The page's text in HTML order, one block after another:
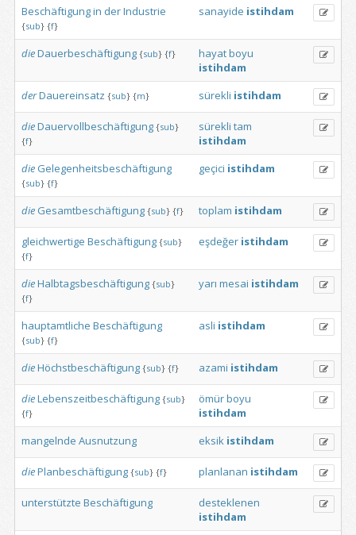
Beschäftigungin derIndustrie
{sub} {f}
sanayide istihdam
dieDauerbeschäftigung {sub} {f} hayatboyu
istihdam
derDauereinsatz {sub} {m} sürekli istihdam
dieDauervollbeschäftigung {sub}
{f}
sürekli tam
istihdam
die Gelegenheitsbeschäftigung
{sub} {f}
geçici istihdam
die Gesamtbeschäftigung {sub} {f} toplam istihdam
gleichwertige Beschäftigung {sub}
{f}
eşdeğer istihdam
dieHalbtagsbeschäftigung {sub}
{f}
yarı mesai istihdam
hauptamtliche Beschäftigung
{sub} {f}
asli istihdam
dieHöchstbeschäftigung {sub} {f} azami istihdam
dieLebenszeitbeschäftigung {sub}
{f}
ömürboyu
istihdam
mangelnde Ausnutzung eksik istihdam
diePlanbeschäftigung {sub} {f} planlanan istihdam
unterstützte Beschäftigung
desteklenen
istihdam